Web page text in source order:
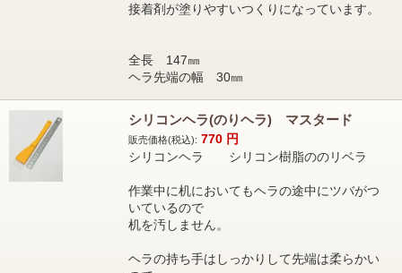
接着剤が塗りやすいつくりになっています。
全長 147㎜
ヘラ先端の幅 30㎜
シリコンヘラ(のりヘラ) マスタード
販売価格(税込): 770 円
シリコンヘラ シリコン樹脂ののリベラ
作業中に机においてもヘラの途中にツバがつ
いているので
机を汚しません。
ヘラの持ち手はしっかりして先端は柔らかい